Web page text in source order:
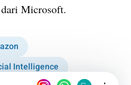
Microsoft.
Intelligence